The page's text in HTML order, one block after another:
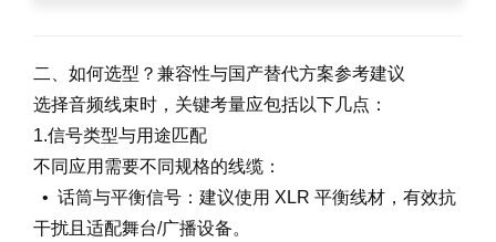
二、如何选型？兼容性与国产替代方案参考建议
选择音频线束时，关键考量应包括以下几点：
1.信号类型与用途匹配
不同应用需要不同规格的线缆：
• 话筒与平衡信号：建议使用 XLR 平衡线材，有效抗
干扰且适配舞台/广播设备。